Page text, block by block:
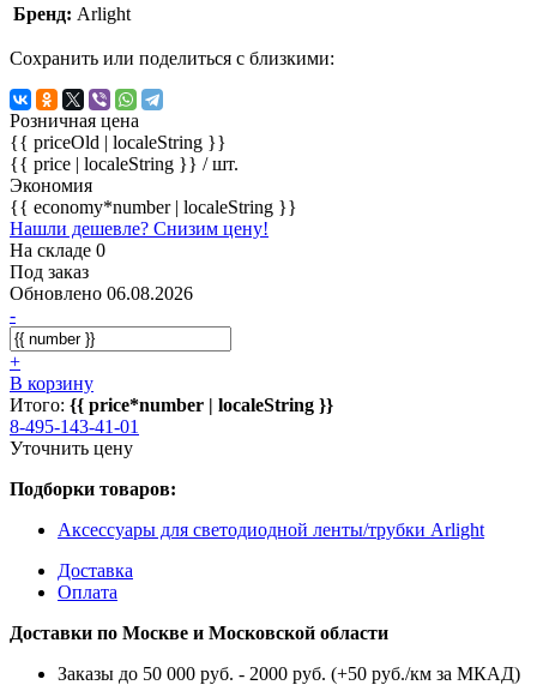
Бренд: Arlight
Сохранить или поделиться с близкими:
Розничная цена
{{ priceOld | localeString }}
{{ price | localeString }} / шт.
Экономия
{{ economy*number | localeString }}
Нашли дешевле? Снизим цену!
На складе 0
Под заказ
Обновлено 06.08.2026
-
+
В корзину
Итого: {{ price*number | localeString }}
8-495-143-41-01
Уточнить цену
Подборки товаров:
Аксессуары для светодиодной ленты/трубки Arlight
Доставка
Оплата
Доставки по Москве и Московской области
Заказы до 50 000 руб. - 2000 руб. (+50 руб./км за МКАД)